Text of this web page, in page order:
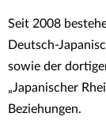
Seit 2008
Deutsch-
sowie der
„Japanischer
Beziehungen.